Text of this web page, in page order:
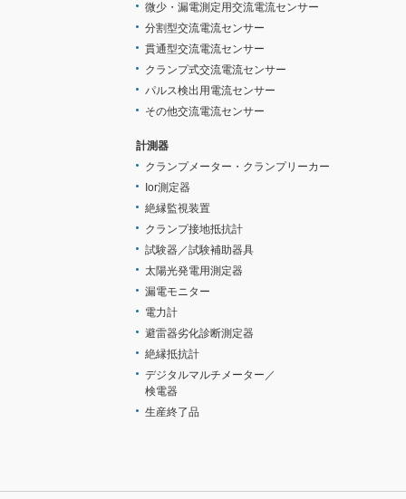
微少・漏電測定用交流電流センサー
分割型交流電流センサー
貫通型交流電流センサー
クランプ式交流電流センサー
パルス検出用電流センサー
その他交流電流センサー
計測器
クランプメーター・クランプリーカー
Ior測定器
絶縁監視装置
クランプ接地抵抗計
試験器／試験補助器具
太陽光発電用測定器
漏電モニター
電力計
避雷器劣化診断測定器
絶縁抵抗計
デジタルマルチメーター／
検電器
生産終了品